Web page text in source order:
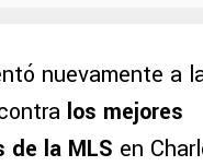
nuevamente a
los mejores
de la MLS en